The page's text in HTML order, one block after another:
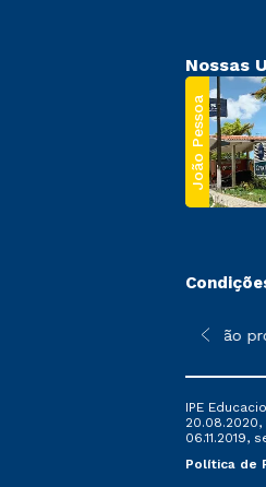
Nossas
João Pessoa
sofrer alterações nos
*A condição
IPE
20.08.2020,
06.11.2019,
Política de